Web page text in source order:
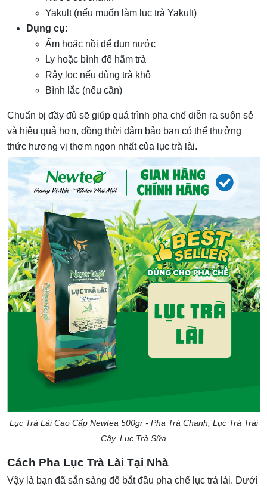
Yakult (nếu muốn làm lục trà Yakult)
Dụng cụ:
Ấm hoặc nồi để đun nước
Ly hoặc bình để hãm trà
Rây lọc nếu dùng trà khô
Bình lắc (nếu cần)
Chuẩn bị đầy đủ sẽ giúp quá trình pha chế diễn ra suôn sẻ
và hiệu quả hơn, đồng thời đảm bảo bạn có thể thưởng
thức hương vị thơm ngon nhất của lục trà lài.
Lục Trà Lài Cao Cấp Newtea 500gr - Pha Trà Chanh, Lục Trà Trái
Cây, Lục Trà Sữa
Cách Pha Lục Trà Lài Tại Nhà
Vậy là bạn đã sẵn sàng để bắt đầu pha chế lục trà lài. Dưới